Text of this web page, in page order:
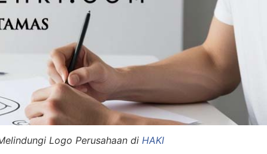
Logo Perusahaan di HAKI